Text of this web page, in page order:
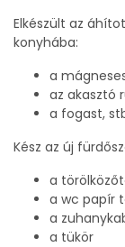
Elkészült az
konyhába:
a
az akasztó
a fogast,
Kész az új
a
a wc papír
a
a tükör